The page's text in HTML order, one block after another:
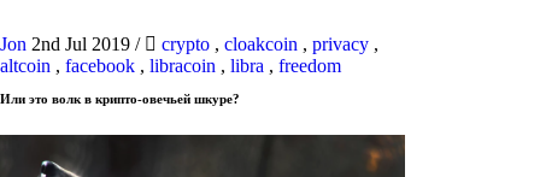
Jon 2nd Jul 2019 / crypto , cloakcoin , privacy ,
altcoin , facebook , libracoin , libra , freedom
Или это волк в крипто-овечьей шкуре?